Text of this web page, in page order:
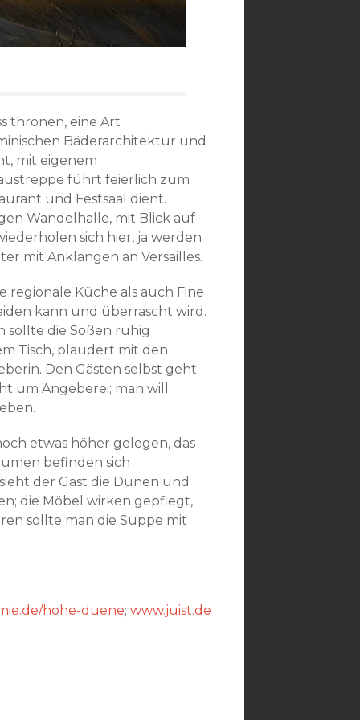
thronen, eine Art
Bäderarchitektur und
mit eigenem
führt feierlich zum
und Festsaal dient.
Wandelhalle, mit Blick auf
sich hier, ja werden
mit Anklängen an Versailles.
Küche als auch Fine
kann und überrascht wird.
sollte die Soßen ruhig
Tisch, plaudert mit den
Den Gästen selbst geht
um Angeberei; man will
etwas höher gelegen, das
befinden sich
der Gast die Dünen und
die Möbel wirken gepflegt,
sollte man die Suppe mit
hohe-duene; www.juist.de